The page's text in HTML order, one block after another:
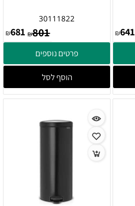
₪641
30111822
₪801
₪681
פרטים נוספים
הוסף לסל